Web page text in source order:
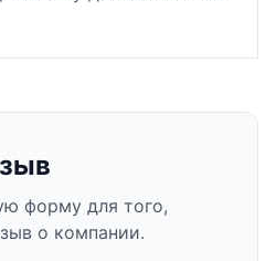
форму для того,
о компании.